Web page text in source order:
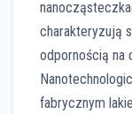
charakteryzują
odpornością na
fabrycznym